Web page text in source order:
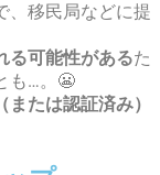
、移民局などに提
る可能性があるた
も…。😬
または認証済み）